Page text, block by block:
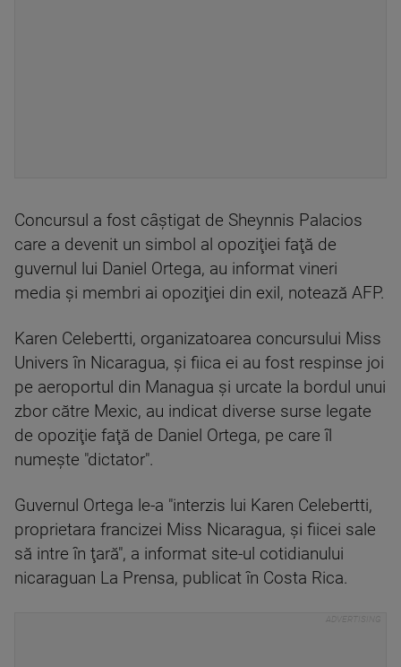
Concursul a fost câştigat de Sheynnis Palacios
care a devenit un simbol al opoziţiei faţă de
guvernul lui Daniel Ortega, au informat vineri
media şi membri ai opoziţiei din exil, notează AFP.
Karen Celebertti, organizatoarea concursului Miss
Univers în Nicaragua, şi fiica ei au fost respinse joi
pe aeroportul din Managua şi urcate la bordul unui
zbor către Mexic, au indicat diverse surse legate
de opoziţie faţă de Daniel Ortega, pe care îl
numeşte "dictator".
Guvernul Ortega le-a "interzis lui Karen Celebertti,
proprietara francizei Miss Nicaragua, şi fiicei sale
să intre în ţară", a informat site-ul cotidianului
nicaraguan La Prensa, publicat în Costa Rica.